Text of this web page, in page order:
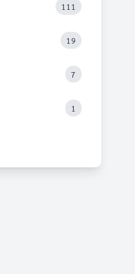
111
19
7
1